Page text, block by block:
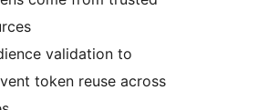
validation to
token reuse across